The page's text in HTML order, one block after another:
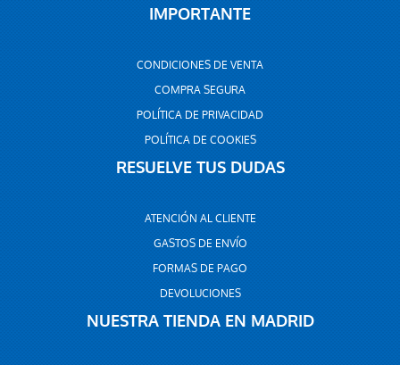
IMPORTANTE
CONDICIONES DE VENTA
COMPRA SEGURA
POLÍTICA DE PRIVACIDAD
POLÍTICA DE COOKIES
RESUELVE TUS DUDAS
ATENCIÓN AL CLIENTE
GASTOS DE ENVÍO
FORMAS DE PAGO
DEVOLUCIONES
NUESTRA TIENDA EN MADRID